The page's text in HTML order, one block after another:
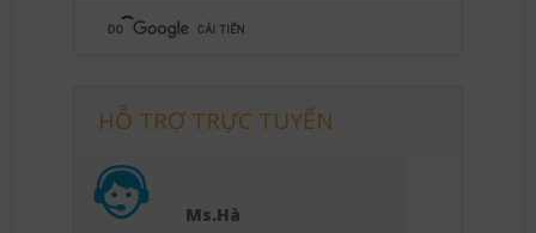
HỖ TRỢ TRỰC TUYẾN
Ms.Hà